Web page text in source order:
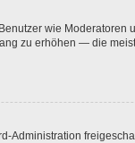
wie
zu erhöhen — die